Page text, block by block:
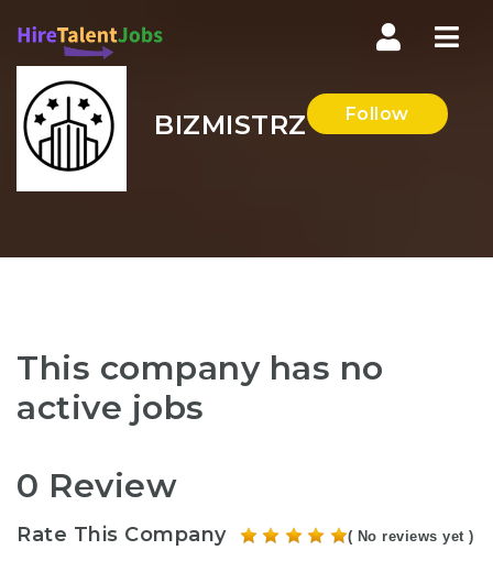
BIZMISTRZ Follow
This company has no
active jobs
0 Review
Rate This Company ( No reviews yet )